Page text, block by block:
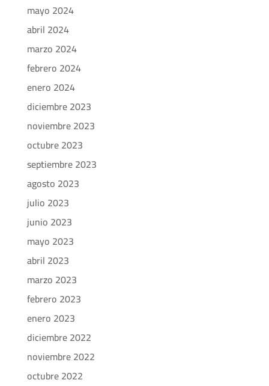
mayo 2024
abril 2024
marzo 2024
febrero 2024
enero 2024
diciembre 2023
noviembre 2023
octubre 2023
septiembre 2023
agosto 2023
julio 2023
junio 2023
mayo 2023
abril 2023
marzo 2023
febrero 2023
enero 2023
diciembre 2022
noviembre 2022
octubre 2022